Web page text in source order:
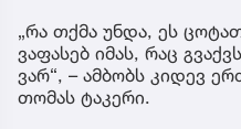
„რა თქმა უნდა, ეს
ვაფასებ იმას, რაც
ვარ“, – ამბობს კიდევ
თომას ტაკერი.